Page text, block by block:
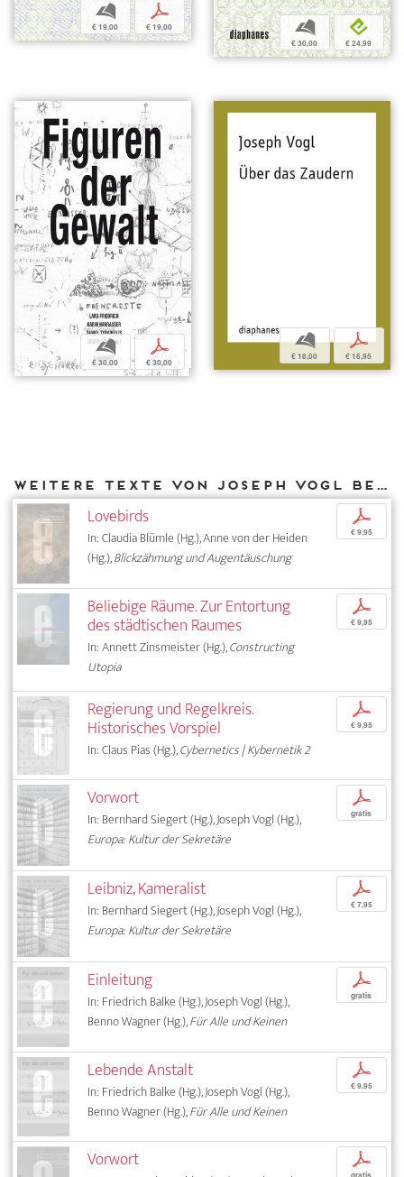
b
€ 19,00
p
€ 19,00 b
€ 30,00
e
€ 24,99
b
€ 30,00
p
€ 30,00
b
€ 18,00
p
€ 16,95
Weitere Texte von Joseph Vogl bei DIAPHANES
Lovebirds
In: Claudia Blümle (Hg.), Anne von der Heiden
(Hg.),Blickzähmung und Augentäuschung
p
€ 9,95
Beliebige Räume. Zur Entortung
des städtischen Raumes
In: Annett Zinsmeister (Hg.),Constructing
Utopia
p
€ 9,95
Regierung und Regelkreis.
Historisches Vorspiel
In: Claus Pias (Hg.),Cybernetics | Kybernetik 2
p
€ 9,95
Vorwort
In: Bernhard Siegert (Hg.), Joseph Vogl (Hg.),
Europa: Kultur der Sekretäre
p
gratis
Leibniz, Kameralist
In: Bernhard Siegert (Hg.), Joseph Vogl (Hg.),
Europa: Kultur der Sekretäre
p
€ 7,95
Einleitung
In: Friedrich Balke (Hg.), Joseph Vogl (Hg.),
Benno Wagner (Hg.),Für Alle und Keinen
p
gratis
Lebende Anstalt
In: Friedrich Balke (Hg.), Joseph Vogl (Hg.),
Benno Wagner (Hg.),Für Alle und Keinen
p
€ 9,95
Vorwort p